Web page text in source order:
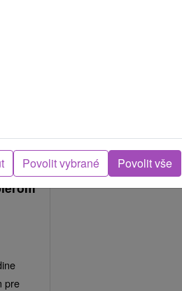
pre
Povolit vybrané Povolit vše